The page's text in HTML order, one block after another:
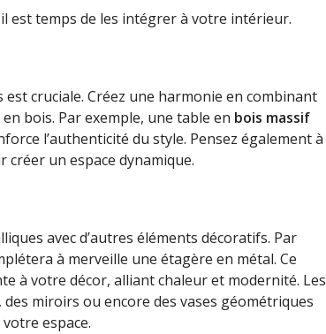
est temps de les intégrer à votre intérieur.
cruciale. Créez une harmonie en combinant
bois. Par exemple, une table en bois massif
l’authenticité du style. Pensez également à
un espace dynamique.
avec d’autres éléments décoratifs. Par
à merveille une étagère en métal. Ce
à votre décor, alliant chaleur et modernité. Les
des miroirs ou encore des vases géométriques
espace.